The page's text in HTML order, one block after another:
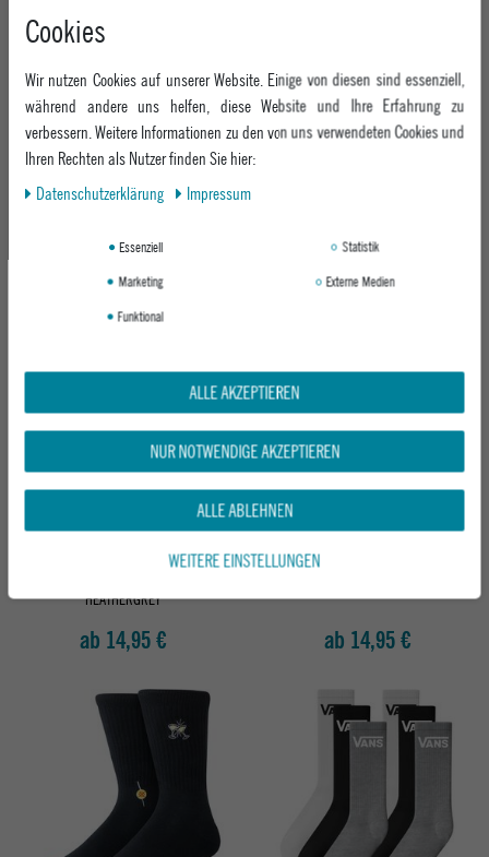
ab 14,95 € ab 19,95 €
STANCE SOCKEN BOYD POP STITCH
HEATHERGREY
ab 14,95 €
STANCE SOCKEN SIGNATURE CREW
ab 14,95 €
Cookies
Wir nutzen Cookies auf unserer Website. Einige von diesen sind essenziell,
während andere uns helfen, diese Website und Ihre Erfahrung zu
verbessern. Weitere Informationen zu den von uns verwendeten Cookies und
Ihren Rechten als Nutzer finden Sie hier:
Daten­schutz­erklärung
Impressum
Essenziell
Statistik
Marketing
Externe Medien
Funktional
ALLE AKZEPTIEREN
NUR NOTWENDIGE AKZEPTIEREN
ALLE ABLEHNEN
WEITERE EINSTELLUNGEN